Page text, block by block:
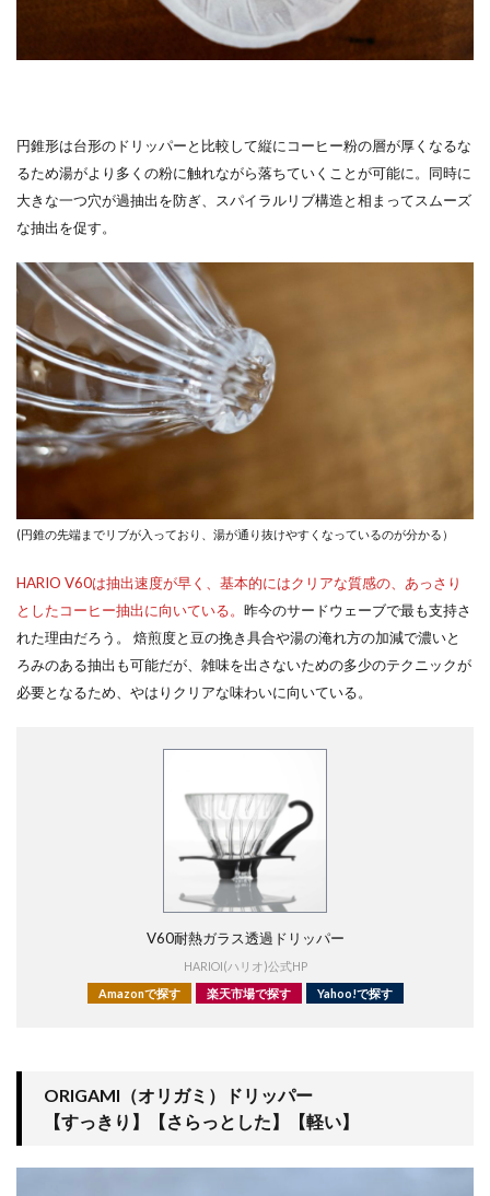
円錐形は台形のドリッパーと比較して縦にコーヒー粉の層が厚くなるな
るため湯がより多くの粉に触れながら落ちていくことが可能に。同時に
大きな一つ穴が過抽出を防ぎ、スパイラルリブ構造と相まってスムーズ
な抽出を促す。
(円錐の先端までリブが入っており、湯が通り抜けやすくなっているのが分かる）
HARIO V60は抽出速度が早く、基本的にはクリアな質感の、あっさり
としたコーヒー抽出に向いている。 昨今のサードウェーブで最も支持さ
れた理由だろう。 焙煎度と豆の挽き具合や湯の淹れ方の加減で濃いと
ろみのある抽出も可能だが、雑味を出さないための多少のテクニックが
必要となるため、やはりクリアな味わいに向いている。
V60耐熱ガラス透過ドリッパー
HARIOI(ハリオ)公式HP
Amazonで探す
楽天市場で探す Yahoo!で探す
ORIGAMI（オリガミ）ドリッパー
【すっきり】【さらっとした】【軽い】